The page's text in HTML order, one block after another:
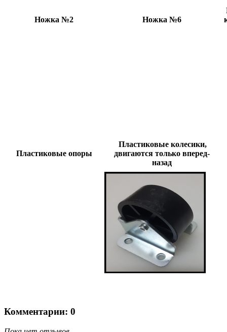
Ножка №2 Ножка №6
Пластиковые опоры
Пластиковые колесики,
двигаются только вперед-
назад
Комментарии: 0